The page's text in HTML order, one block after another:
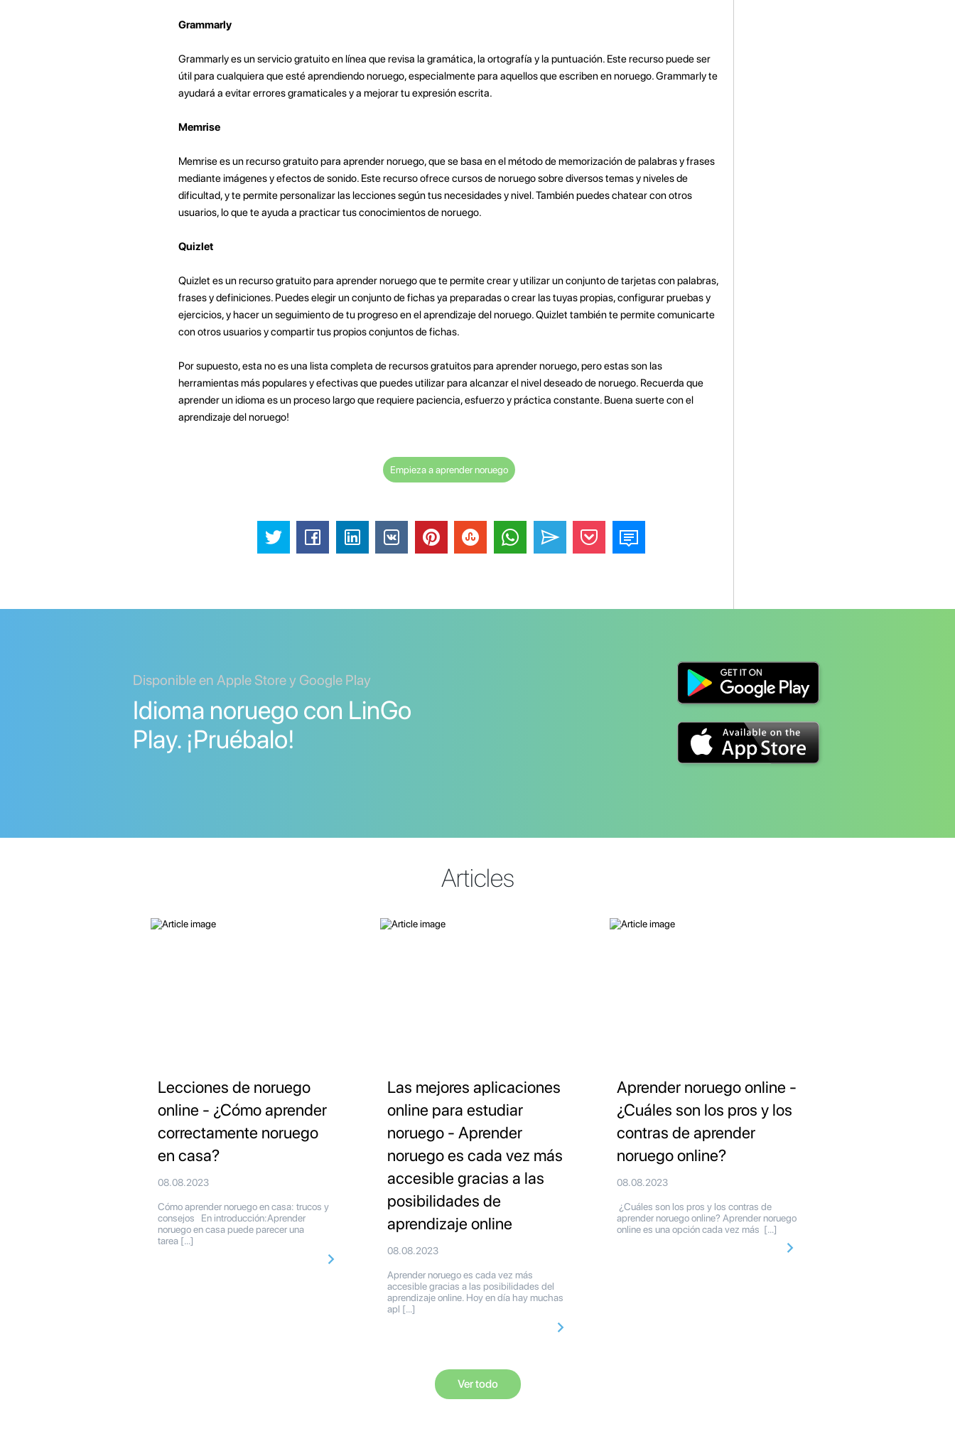
Grammarly
Grammarly es un servicio gratuito en línea que revisa la gramática, la ortografía y la puntuación. Este recurso puede ser
útil para cualquiera que esté aprendiendo noruego, especialmente para aquellos que escriben en noruego. Grammarly te
ayudará a evitar errores gramaticales y a mejorar tu expresión escrita.
Memrise
Memrise es un recurso gratuito para aprender noruego, que se basa en el método de memorización de palabras y frases
mediante imágenes y efectos de sonido. Este recurso ofrece cursos de noruego sobre diversos temas y niveles de
dificultad, y te permite personalizar las lecciones según tus necesidades y nivel. También puedes chatear con otros
usuarios, lo que te ayuda a practicar tus conocimientos de noruego.
Quizlet
Quizlet es un recurso gratuito para aprender noruego que te permite crear y utilizar un conjunto de tarjetas con palabras,
frases y definiciones. Puedes elegir un conjunto de fichas ya preparadas o crear las tuyas propias, configurar pruebas y
ejercicios, y hacer un seguimiento de tu progreso en el aprendizaje del noruego. Quizlet también te permite comunicarte
con otros usuarios y compartir tus propios conjuntos de fichas.
Por supuesto, esta no es una lista completa de recursos gratuitos para aprender noruego, pero estas son las
herramientas más populares y efectivas que puedes utilizar para alcanzar el nivel deseado de noruego. Recuerda que
aprender un idioma es un proceso largo que requiere paciencia, esfuerzo y práctica constante. Buena suerte con el
aprendizaje del noruego!
Empieza a aprender noruego
Disponible en Apple Store y Google Play
Idioma noruego con LinGo
Play. ¡Pruébalo!
Articles
Lecciones de noruego
online - ¿Cómo aprender
correctamente noruego
en casa?
08.08.2023
Cómo aprender noruego en casa: trucos y
consejos En introducción:Aprender
noruego en casa puede parecer una
tarea […]
Las mejores aplicaciones
online para estudiar
noruego - Aprender
noruego es cada vez más
accesible gracias a las
posibilidades de
aprendizaje online
08.08.2023
Aprender noruego es cada vez más
accesible gracias a las posibilidades del
aprendizaje online. Hoy en día hay muchas
apl […]
Aprender noruego online -
¿Cuáles son los pros y los
contras de aprender
noruego online?
08.08.2023
¿Cuáles son los pros y los contras de
aprender noruego online? Aprender noruego
online es una opción cada vez más […]
Ver todo